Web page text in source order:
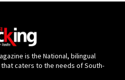
is the National, bilingual
that caters to the needs of South-